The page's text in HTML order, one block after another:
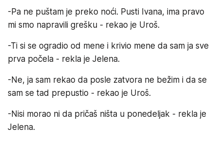
-Pa ne puštam je preko noći. Pusti Ivana, ima pravo
mi smo napravili grešku - rekao je Uroš.
-Ti si se ogradio od mene i krivio mene da sam ja sve
prva počela - rekla je Jelena.
-Ne, ja sam rekao da posle zatvora ne bežim i da se
sam se tad prepustio - rekao je Uroš.
-Nisi morao ni da pričaš ništa u ponedeljak - rekla je
Jelena.